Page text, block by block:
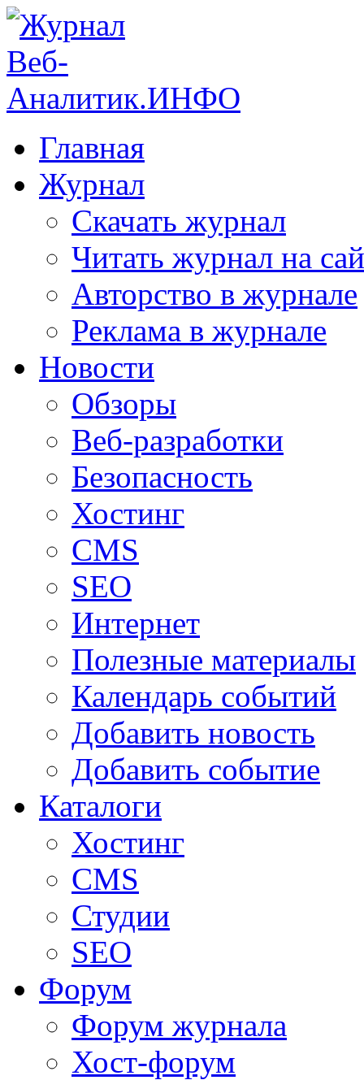
Главная
Журнал
Скачать журнал
Читать журнал на
Авторство в журнале
Реклама в журнале
Новости
Обзоры
Веб-разработки
Безопасность
Хостинг
CMS
SEO
Интернет
Полезные материалы
Календарь событий
Добавить новость
Добавить событие
Каталоги
Хостинг
CMS
Студии
SEO
Форум
Форум журнала
Хост-форум